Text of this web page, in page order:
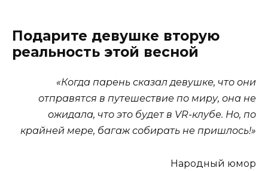
Подарите девушке вторую
реальность этой весной
«Когда парень сказал девушке, что они
отправятся в путешествие по миру, она не
ожидала, что это будет в VR-клубе. Но, по
крайней мере, багаж собирать не пришлось!»
Народный юмор